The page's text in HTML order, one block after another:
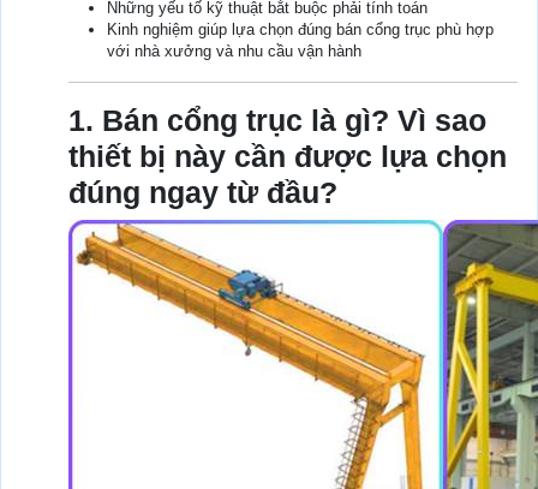
Những yếu tố kỹ thuật bắt buộc phải tính toán
Kinh nghiệm giúp lựa chọn đúng bán cổng trục phù hợp
với nhà xưởng và nhu cầu vận hành
1. Bán cổng trục là gì? Vì sao
thiết bị này cần được lựa chọn
đúng ngay từ đầu?